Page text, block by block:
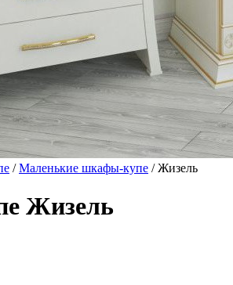
/Маленькие шкафы-купе / Жизель
Жизель